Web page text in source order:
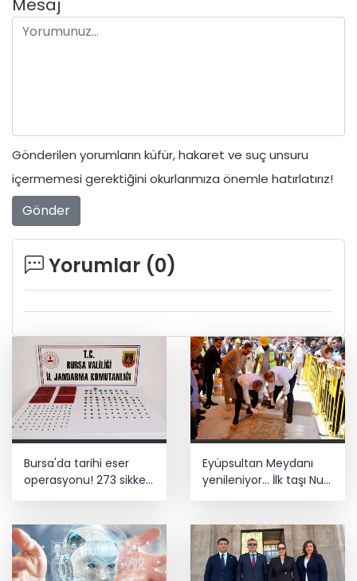
Mesaj
Gönderilen yorumların küfür, hakaret ve suç unsuru
içermemesi gerektiğini okurlarımıza önemle hatırlatırız!
Gönder
Yorumlar (0)
Bursa'da tarihi eser
operasyonu! 273 sikke
ve 18 obje ele geçirildi
Eyüpsultan Meydanı
yenileniyor... İlk taşı Nuri
Aslan koydu